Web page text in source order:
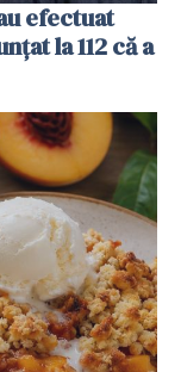
efectuat
la 112 că a